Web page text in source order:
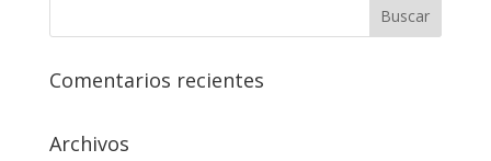
Comentarios recientes
Archivos